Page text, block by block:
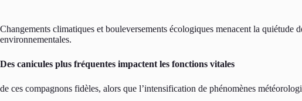
Changements climatiques et bouleversements écologiques menacent la quiétude
environnementales.
Des canicules plus fréquentes impactent les fonctions vitales
de ces compagnons fidèles, alors que l’intensification de phénomènes